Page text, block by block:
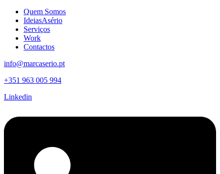
Quem Somos
IdeiasAsério
Serviços
Work
Contactos
info@marcaserio.pt
+351 963 005 994
Linkedin